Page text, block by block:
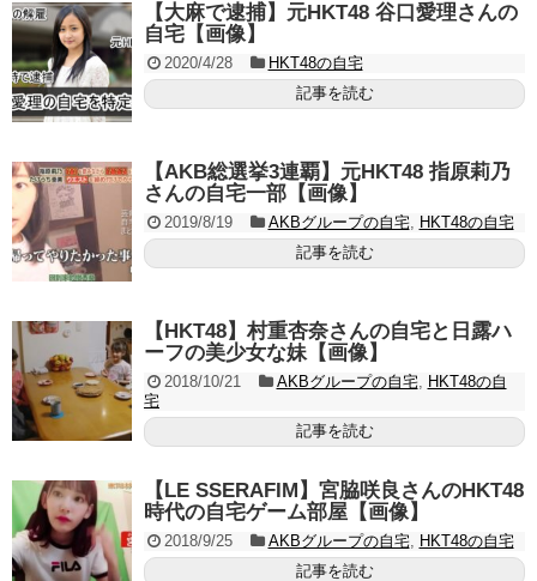
【大麻で逮捕】元HKT48 谷口愛理さんの
自宅【画像】
2020/4/28
HKT48の自宅
記事を読む
【AKB総選挙3連覇】元HKT48 指原莉乃
さんの自宅一部【画像】
2019/8/19 AKBグループの自宅, HKT48の自宅
記事を読む
【HKT48】村重杏奈さんの自宅と日露ハ
ーフの美少女な妹【画像】
2018/10/21 AKBグループの自宅, HKT48の自
宅
記事を読む
【LE SSERAFIM】宮脇咲良さんのHKT48
時代の自宅ゲーム部屋【画像】
2018/9/25 AKBグループの自宅, HKT48の自宅
記事を読む